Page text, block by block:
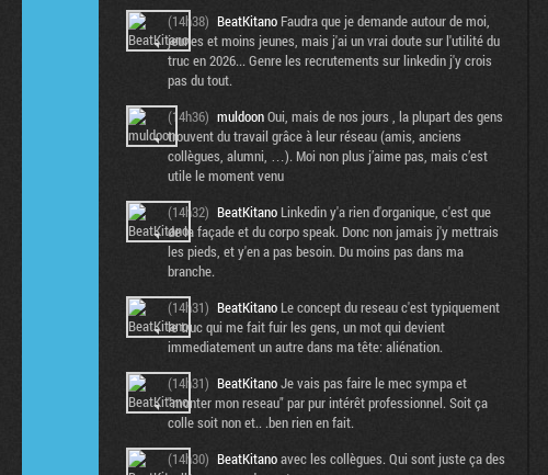
(14h38) BeatKitano Faudra que je demande autour de moi,
jeunes et moins jeunes, mais j'ai un vrai doute sur l'utilité du
truc en 2026... Genre les recrutements sur linkedin j'y crois
pas du tout.
(14h36) muldoonOui, mais de nos jours , la plupart des gens
trouvent du travail grâce à leur réseau (amis, anciens
collègues, alumni, …). Moi non plus j’aime pas, mais c’est
utile le moment venu
(14h32) BeatKitano Linkedin y'a rien d'organique, c'est que
de la façade et du corpo speak. Donc non jamais j'y mettrais
les pieds, et y'en a pas besoin. Du moins pas dans ma
branche.
(14h31) BeatKitano Le concept du reseau c'est typiquement
le truc qui me fait fuir les gens, un mot qui devient
immediatement un autre dans ma tête: aliénation.
(14h31) BeatKitanoJe vais pas faire le mec sympa et
"monter mon reseau" par pur intérêt professionnel. Soit ça
colle soit non et.. .ben rien en fait.
(14h30) BeatKitanoavec les collègues. Qui sont juste ça des